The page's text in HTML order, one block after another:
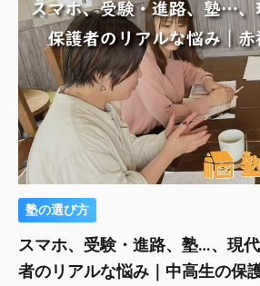
塾の選び方
スマホ、受験・進路、塾…、現
者のリアルな悩み｜中高生の保